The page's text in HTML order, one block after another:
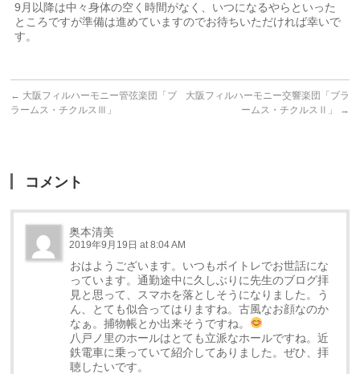
9月以降は中々身体の空く時間がなく、いつになるやらといった
ところですが準備は進めていますのでお待ちいただければ幸いで
す。
← 大阪フィルハーモニー管弦楽団「ブ
ラームス・チクルスⅢ」
大阪フィルハーモニー交響楽団「ブラ
ームス・チクルスⅡ」
→
コメント
奥本清美
2019年9月19日 at 8:04 AM
おはようございます。いつもボイトレでお世話にな
っています。通勤途中に久しぶりに先生のブログ拝
見と思って、スマホを落としそうになりました。う
ん、とても似合ってはりますね。古風なお顔なのか
なぁ。捕物帳とか出来そうですね。
八戸ノ里のホールはとても立派なホールですね。近
鉄電車に乗っていて紹介してありました。ぜひ、拝
聴したいです。